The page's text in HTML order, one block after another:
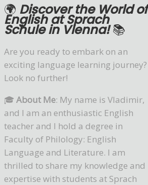
🌍 Discover the World of
English at Sprach
Schule in Vienna!📚
Are you ready to embark on an
exciting language learning journey?
Look no further!
🎓 About Me: My name is Vladimir,
and I am an enthusiastic English
teacher and I hold a degree in
Faculty of Philology: English
Language and Literature. I am
thrilled to share my knowledge and
expertise with students at Sprach